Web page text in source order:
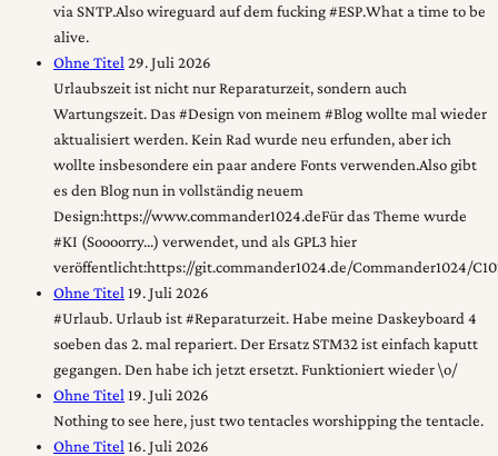
via SNTP.Also wireguard auf dem fucking #ESP.What a time to be
alive.
Ohne Titel 29. Juli 2026
Urlaubszeit ist nicht nur Reparaturzeit, sondern auch
Wartungszeit. Das #Design von meinem #Blog wollte mal wieder
aktualisiert werden. Kein Rad wurde neu erfunden, aber ich
wollte insbesondere ein paar andere Fonts verwenden.Also gibt
es den Blog nun in vollständig neuem
Design:https://www.commander1024.deFür das Theme wurde
#KI (Soooorry...) verwendet, und als GPL3 hier
veröffentlicht:https://git.commander1024.de/Commander1024/
Ohne Titel 19. Juli 2026
#Urlaub. Urlaub ist #Reparaturzeit. Habe meine Daskeyboard 4
soeben das 2. mal repariert. Der Ersatz STM32 ist einfach kaputt
gegangen. Den habe ich jetzt ersetzt. Funktioniert wieder \o/
Ohne Titel 19. Juli 2026
Nothing to see here, just two tentacles worshipping the tentacle.
Ohne Titel 16. Juli 2026